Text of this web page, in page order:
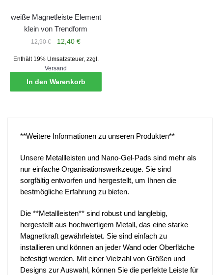
weiße Magnetleiste Element
klein von Trendform
12,90€
Ursprünglicher
war:
12,90 €
12,40€Aktueller
ist:
12,40 €.
Enthält 19% Umsatzsteuer, zzgl.
Versand
In den Warenkorb
**Weitere Informationen zu unseren Produkten**
Unsere Metallleisten und Nano-Gel-Pads sind mehr als
nur einfache Organisationswerkzeuge. Sie sind
sorgfältig entworfen und hergestellt, um Ihnen die
bestmögliche Erfahrung zu bieten.
Die **Metallleisten** sind robust und langlebig,
hergestellt aus hochwertigem Metall, das eine starke
Magnetkraft gewährleistet. Sie sind einfach zu
installieren und können an jeder Wand oder Oberfläche
befestigt werden. Mit einer Vielzahl von Größen und
Designs zur Auswahl, können Sie die perfekte Leiste für